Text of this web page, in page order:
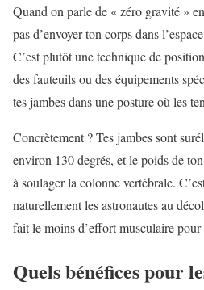
Quand on parle de « zéro gravité »
pas d’envoyer ton corps dans
C’est plutôt une technique de
des fauteuils ou des équipements
tes jambes dans une posture où les
Concrètement ? Tes jambes sont
environ 130 degrés, et le poids de
à soulager la colonne vertébrale.
naturellement les astronautes au
fait le moins d’effort musculaire
Quels bénéfices pour